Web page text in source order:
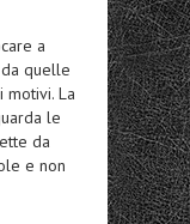
a
quelle
motivi. La
le
da
e non